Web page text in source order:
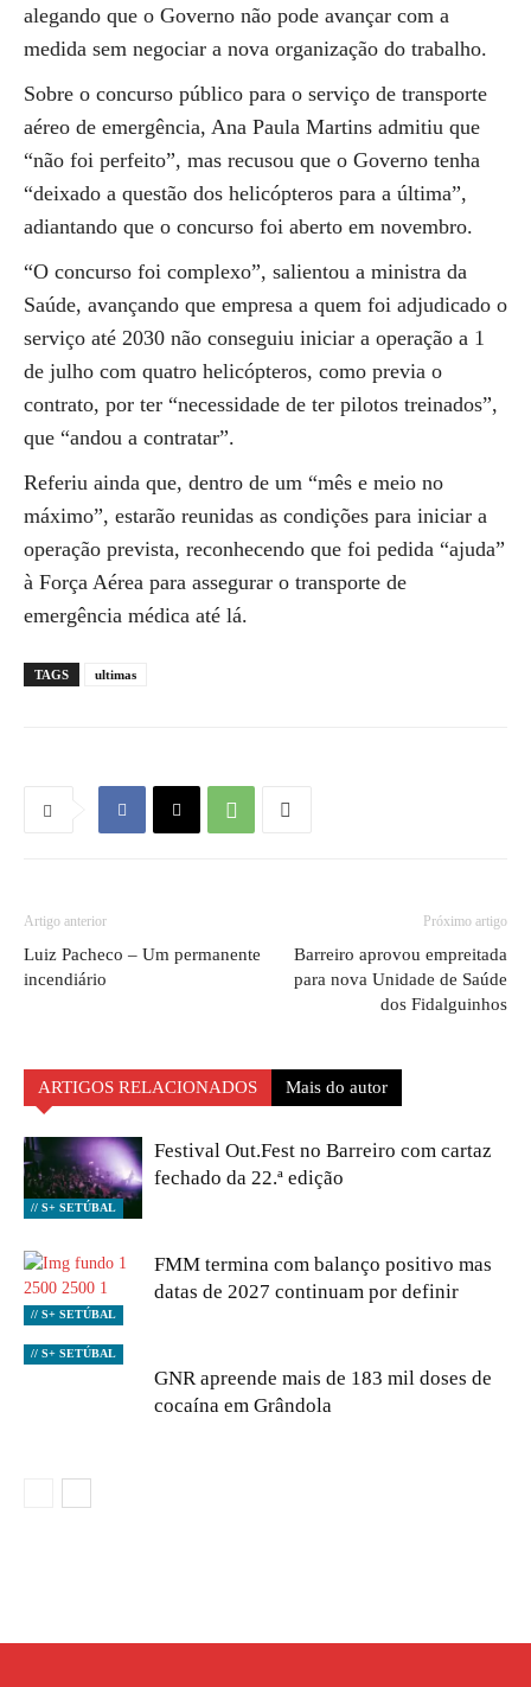
alegando que o Governo não pode avançar com a
medida sem negociar a nova organização do trabalho.
Sobre o concurso público para o serviço de transporte
aéreo de emergência, Ana Paula Martins admitiu que
“não foi perfeito”, mas recusou que o Governo tenha
“deixado a questão dos helicópteros para a última”,
adiantando que o concurso foi aberto em novembro.
“O concurso foi complexo”, salientou a ministra da
Saúde, avançando que empresa a quem foi adjudicado o
serviço até 2030 não conseguiu iniciar a operação a 1
de julho com quatro helicópteros, como previa o
contrato, por ter “necessidade de ter pilotos treinados”,
que “andou a contratar”.
Referiu ainda que, dentro de um “mês e meio no
máximo”, estarão reunidas as condições para iniciar a
operação prevista, reconhecendo que foi pedida “ajuda”
à Força Aérea para assegurar o transporte de
emergência médica até lá.
TAGS ultimas
Artigo anterior
Luiz Pacheco – Um permanente
incendiário
Próximo artigo
Barreiro aprovou empreitada
para nova Unidade de Saúde
dos Fidalguinhos
ARTIGOS RELACIONADOS Mais do autor
// S+ SETÚBAL
Festival Out.Fest no Barreiro com cartaz
fechado da 22.ª edição
// S+ SETÚBAL
FMM termina com balanço positivo mas
datas de 2027 continuam por definir
// S+ SETÚBAL
GNR apreende mais de 183 mil doses de
cocaína em Grândola